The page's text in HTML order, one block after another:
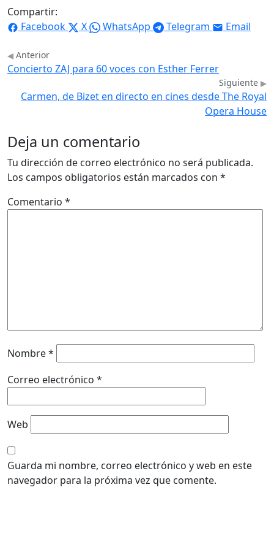
Compartir:
Facebook
X WhatsApp Telegram Email
Anterior
Concierto ZAJ para 60 voces con Esther Ferrer
Siguiente
Carmen, de Bizet en directo en cines desde The Royal
Opera House
Deja un comentario
Tu dirección de correo electrónico no será publicada.
Los campos obligatorios están marcados con *
Comentario *
Nombre*
Correo electrónico *
Web
Guarda mi nombre, correo electrónico y web en este
navegador para la próxima vez que comente.